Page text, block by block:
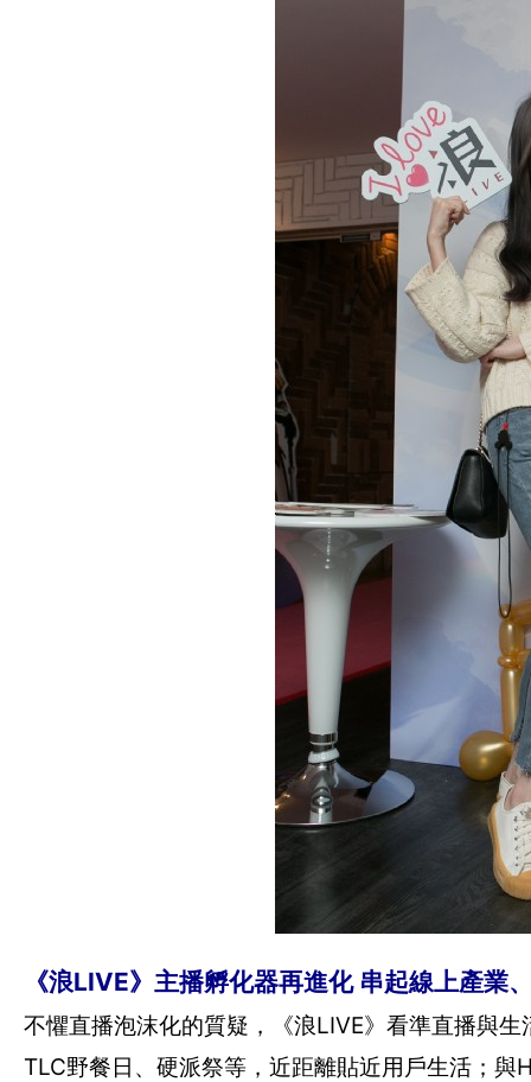
《浪LIVE》主播孵化器再進化 串起線上產業
不懼直播泡沫化的質疑，《浪LIVE》看準直播與
TLC野餐日、硬派祭等，近距離貼近用戶生活；